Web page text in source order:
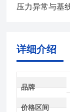
详细介绍
品牌
价格区间